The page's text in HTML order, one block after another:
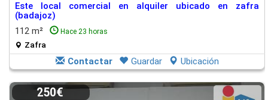
Este local comercial en alquiler ubicado en zafra
(badajoz)
112 m²
Hace 23 horas
Zafra
Contactar Guardar Ubicación
250€